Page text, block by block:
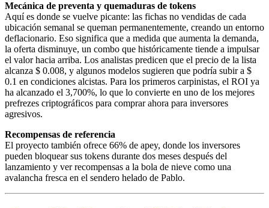
Mecánica de preventa y quemaduras de tokens
Aquí es donde se vuelve picante: las fichas no vendidas de cada
ubicación semanal se queman permanentemente, creando un entorno
deflacionario. Eso significa que a medida que aumenta la demanda,
la oferta disminuye, un combo que históricamente tiende a impulsar
el valor hacia arriba. Los analistas predicen que el precio de la lista
alcanza $ 0.008, y algunos modelos sugieren que podría subir a $
0.1 en condiciones alcistas. Para los primeros carpinistas, el ROI ya
ha alcanzado el 3,700%, lo que lo convierte en uno de los mejores
prefrezes criptográficos para comprar ahora para inversores
agresivos.
Recompensas de referencia
El proyecto también ofrece 66% de apey, donde los inversores
pueden bloquear sus tokens durante dos meses después del
lanzamiento y ver recompensas a la bola de nieve como una
avalancha fresca en el sendero helado de Pablo.